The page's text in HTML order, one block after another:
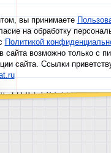
вы принимаете
на обработку
Политикой
сайта возможно только с
сайта. Ссылки